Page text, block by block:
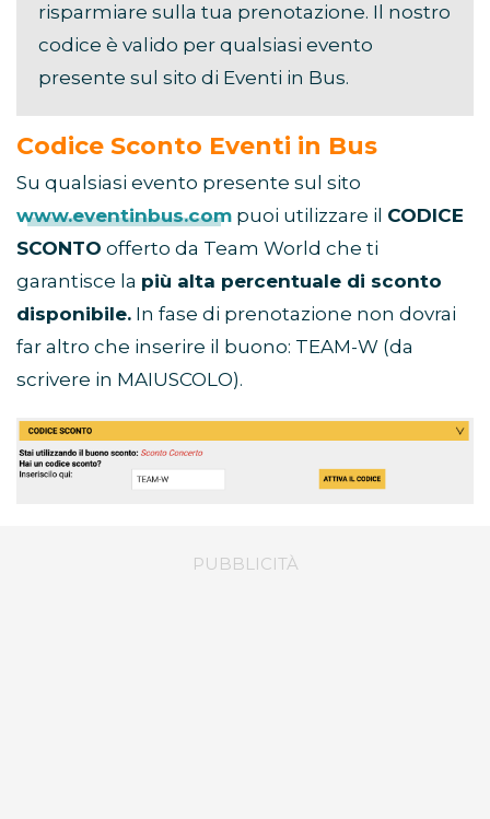
risparmiare sulla tua prenotazione. Il nostro
codice è valido per qualsiasi evento
presente sul sito di Eventi in Bus.
Codice Sconto Eventi in Bus
Su qualsiasi evento presente sul sito
www.eventinbus.com puoi utilizzare il CODICE
SCONTO offerto da Team World che ti
garantisce la più alta percentuale di sconto
disponibile. In fase di prenotazione non dovrai
far altro che inserire il buono: TEAM-W (da
scrivere in MAIUSCOLO).